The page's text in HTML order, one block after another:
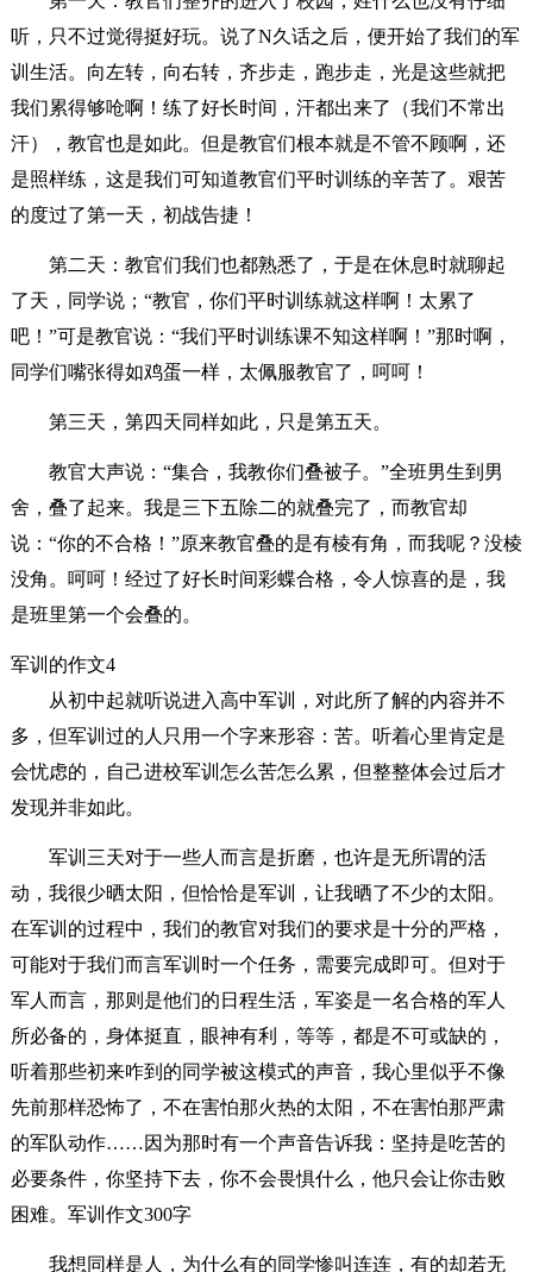
听，只不过觉得挺好玩。说了N久话之后，便开始了我们的军
训生活。向左转，向右转，齐步走，跑步走，光是这些就把
我们累得够呛啊！练了好长时间，汗都出来了（我们不常出
汗），教官也是如此。但是教官们根本就是不管不顾啊，还
是照样练，这是我们可知道教官们平时训练的辛苦了。艰苦
的度过了第一天，初战告捷！
第二天：教官们我们也都熟悉了，于是在休息时就聊起
了天，同学说；“教官，你们平时训练就这样啊！太累了
吧！”可是教官说：“我们平时训练课不知这样啊！”那时啊，
同学们嘴张得如鸡蛋一样，太佩服教官了，呵呵！
第三天，第四天同样如此，只是第五天。
教官大声说：“集合，我教你们叠被子。”全班男生到男
舍，叠了起来。我是三下五除二的就叠完了，而教官却
说：“你的不合格！”原来教官叠的是有棱有角，而我呢？没棱
没角。呵呵！经过了好长时间彩蝶合格，令人惊喜的是，我
是班里第一个会叠的。
军训的作文4
从初中起就听说进入高中军训，对此所了解的内容并不
多，但军训过的人只用一个字来形容：苦。听着心里肯定是
会忧虑的，自己进校军训怎么苦怎么累，但整整体会过后才
发现并非如此。
军训三天对于一些人而言是折磨，也许是无所谓的活
动，我很少晒太阳，但恰恰是军训，让我晒了不少的太阳。
在军训的过程中，我们的教官对我们的要求是十分的严格，
可能对于我们而言军训时一个任务，需要完成即可。但对于
军人而言，那则是他们的日程生活，军姿是一名合格的军人
所必备的，身体挺直，眼神有利，等等，都是不可或缺的，
听着那些初来咋到的同学被这模式的声音，我心里似乎不像
先前那样恐怖了，不在害怕那火热的太阳，不在害怕那严肃
的军队动作……因为那时有一个声音告诉我：坚持是吃苦的
必要条件，你坚持下去，你不会畏惧什么，他只会让你击败
困难。军训作文300字
我想同样是人，为什么有的同学惨叫连连，有的却若无